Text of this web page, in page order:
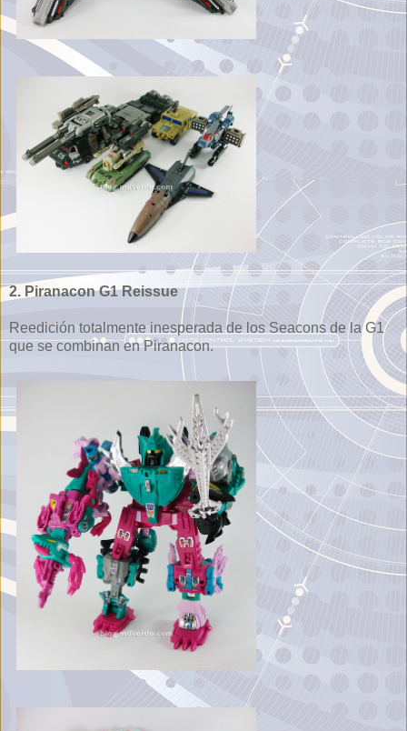
2. Piranacon G1 Reissue
Reedición totalmente inesperada de los Seacons de la G1
que se combinan en Piranacon.